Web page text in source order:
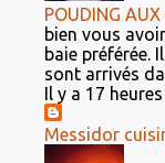
POUDING AUX
bien vous
baie préférée.
sont arrivés
Il y a 17 heures
Messidor